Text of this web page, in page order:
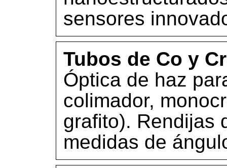
sensores
Tubos de Co y Cr
Óptica de haz
colimador,
grafito). Rendijas
medidas de